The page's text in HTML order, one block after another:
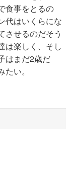
食事をとるの
代はいくらにな
させるのだそう
は楽しく、そし
はまだ2歳だ
い。